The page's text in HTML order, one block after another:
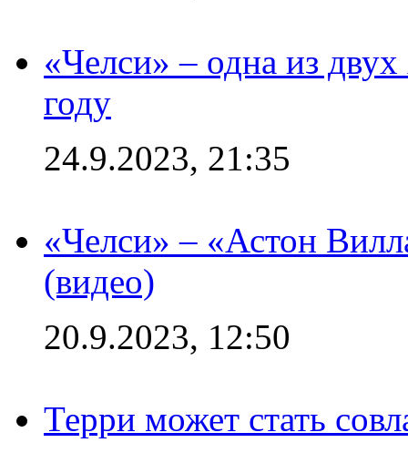
«Челси» – одна из
году
24.9.2023, 21:35
«Челси» – «Астон
(видео)
20.9.2023, 12:50
Терри может стать